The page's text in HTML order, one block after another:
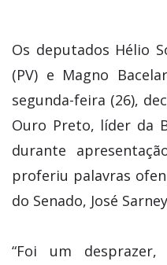
Os deputados Hélio
(PV) e Magno
segunda-feira (26),
Ouro Preto, líder da
durante
proferiu palavras
do Senado, José
“Foi um